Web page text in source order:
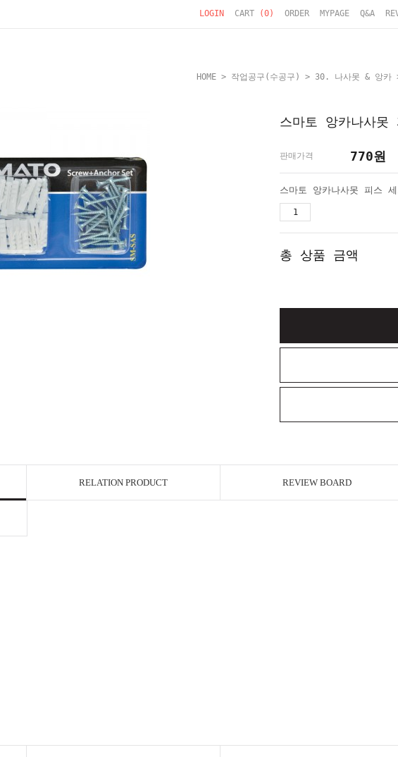
LOGIN CART (0) ORDER MYPAGE Q&A
HOME > 작업공구(수공구) > 30. 나사못 & 앙카
스마토 앙카나사
판매가격 770원
총 상품 금액
RELATION PRODUCT REVIEW BOARD